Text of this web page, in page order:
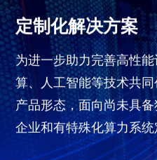
定制化解决方案
为进一步助力完善高性
算、人工智能等技术共
产品形态，面向尚未具
企业和有特殊化算力系
供从部件的完整系统的